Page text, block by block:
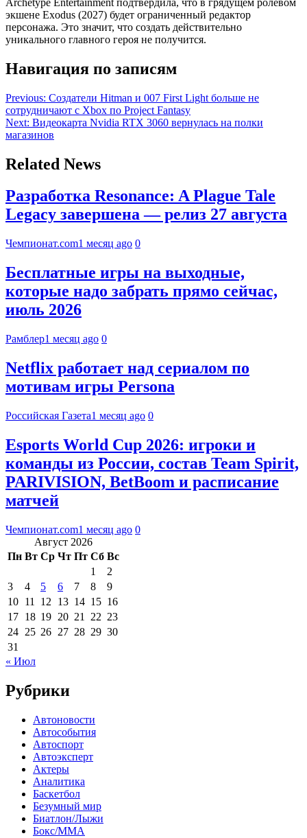
экшене Exodus (2027) будет ограниченный редактор
персонажа. Это значит, что создать действительно
уникального главного героя не получится.
Навигация по записям
Previous: Создатели Hitman и 007 First Light больше не
сотрудничают с Xbox по Project Fantasy
Next: Видеокарта Nvidia RTX 3060 вернулась на полки
магазинов
Related News
Разработка Resonance: A Plague Tale
Legacy завершена — релиз 27 августа
Чемпионат.com1 месяц ago 0
Бесплатные игры на выходные,
которые надо забрать прямо сейчас,
июль 2026
Рамблер1 месяц ago 0
Netflix работает над сериалом по
мотивам игры Persona
Российская Газета1 месяц ago 0
Esports World Cup 2026: игроки и
команды из России, состав Team Spirit,
PARIVISION, BetBoom и расписание
матчей
Чемпионат.com1 месяц ago 0
Август 2026
Пн Вт Ср Чт Пт Сб Вс
1
2
3
4 5 6 7 8
9
10 11 12 13 14 15 16
17 18 19 20 21 22 23
24 25 26 27 28 29 30
31
« Июл
Рубрики
Автоновости
Автособытия
Автоспорт
Автоэксперт
Актеры
Аналитика
Баскетбол
Безумный мир
Биатлон/Лыжи
Бокс/MMA